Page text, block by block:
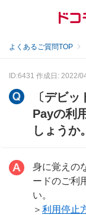
よくあるご質問TOP
ID:6431 作成日: 2022/
〔デビ
Payの利
しょうか。
身に覚えの
ードのご利
い。
＞ 利用停止